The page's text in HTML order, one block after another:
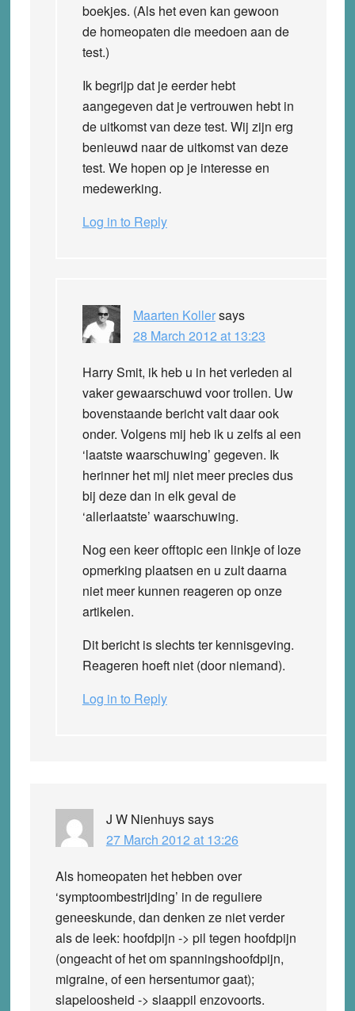
boekjes. (Als het even kan gewoon
de homeopaten die meedoen aan de
test.)
Ik begrijp dat je eerder hebt
aangegeven dat je vertrouwen hebt in
de uitkomst van deze test. Wij zijn erg
benieuwd naar de uitkomst van deze
test. We hopen op je interesse en
medewerking.
Log in to Reply
Maarten Kollersays
28 March 2012 at 13:23
Harry Smit, ik heb u in het verleden al
vaker gewaarschuwd voor trollen. Uw
bovenstaande bericht valt daar ook
onder. Volgens mij heb ik u zelfs al een
‘laatste waarschuwing’ gegeven. Ik
herinner het mij niet meer precies dus
bij deze dan in elk geval de
‘allerlaatste’ waarschuwing.
Nog een keer offtopic een linkje of loze
opmerking plaatsen en u zult daarna
niet meer kunnen reageren op onze
artikelen.
Dit bericht is slechts ter kennisgeving.
Reageren hoeft niet (door niemand).
Log in to Reply
J W Nienhuyssays
27 March 2012 at 13:26
Als homeopaten het hebben over
‘symptoombestrijding’ in de reguliere
geneeskunde, dan denken ze niet verder
als de leek: hoofdpijn -> pil tegen hoofdpijn
(ongeacht of het om spanningshoofdpijn,
migraine, of een hersentumor gaat);
slapeloosheid -> slaappil enzovoorts.